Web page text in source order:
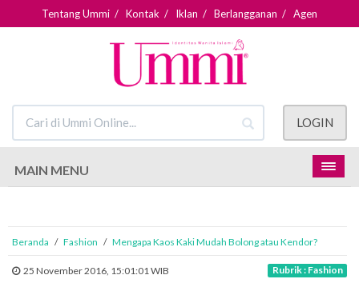
Tentang Ummi / Kontak / Iklan / Berlangganan / Agen
LOGIN
MAIN MENU
Beranda / Fashion / Mengapa Kaos Kaki Mudah Bolong atau Kendor?
25 November 2016, 15:01:01 WIB Rubrik : Fashion